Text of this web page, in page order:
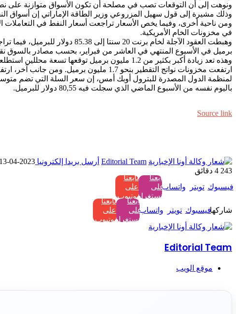
وذلك مشيرة إلى قول سهيل المزروعي وزير الطاقة الإماراتي إن أسواق
ومن ناحية أخرى، وفيما يخص الأسعار تراجعت أسعار النفط في التعاملات
في مخزونات الخام الأمريكية.
برميل في الأسبوع المنتهي في العاشر من فبراير، بحسب مصادر بالسوق
باليوم نفسه من الأسبوع الماضي الذي سجلت فيه 80,55 دولار للبرميل.
Source link
Editorial Team أرسل بريدا إلكترونيا 2023-04-13
243 4 دقائق
فيسبوك تويتر واتساب
تابعنا
على
إنستغرام
تابعنا
على
يوتيوب
شاركهافيسبوك تويتر واتساب
تابعنا
على
إنستغرام
تابعنا
على
يوتيوب
Editorial Team
موقع الويب